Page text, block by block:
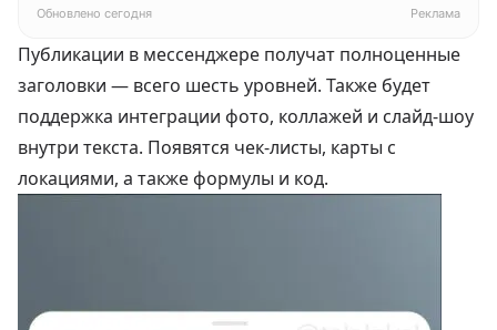
Обновлено сегодня Реклама
Публикации в мессенджере получат полноценные
заголовки — всего шесть уровней. Также будет
поддержка интеграции фото, коллажей и слайд-шоу
внутри текста. Появятся чек-листы, карты с
локациями, а также формулы и код.